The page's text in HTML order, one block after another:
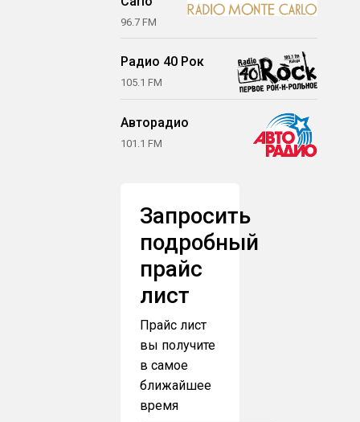
96.7 FM
Радио 40 Рок
105.1 FM
Авторадио
101.1 FM
Запросить
подробный
прайс
лист
Прайс лист
вы получите
в самое
ближайшее
время